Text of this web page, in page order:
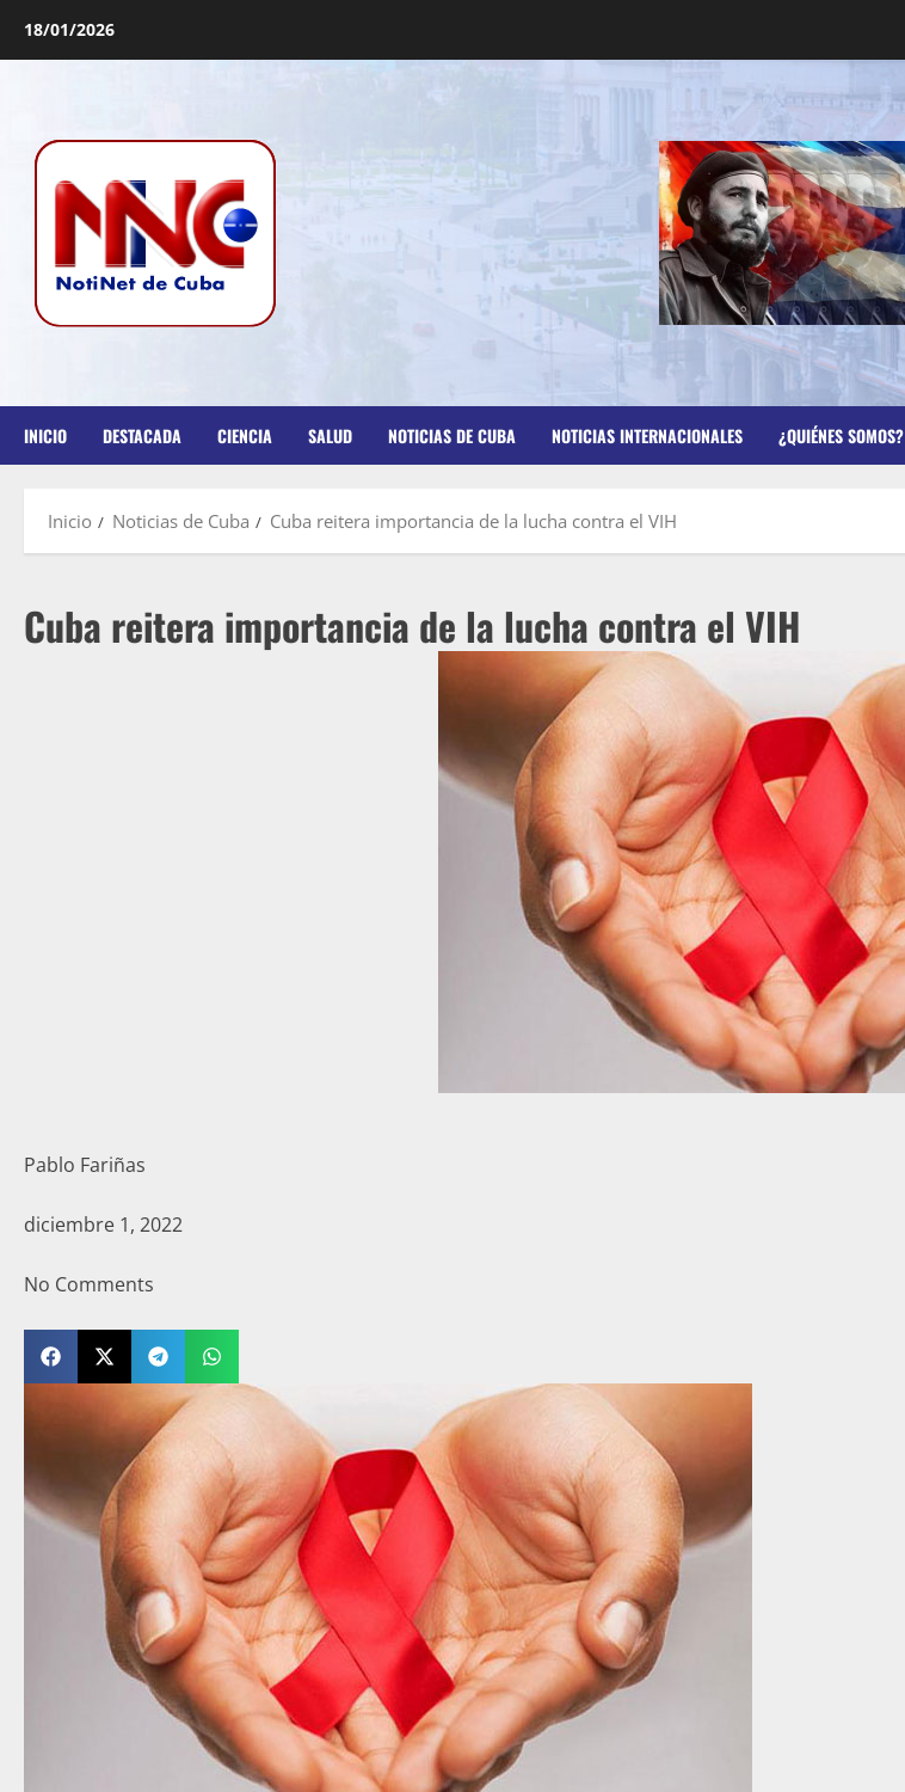
18/01/2026
INICIO DESTACADA CIENCIA SALUD NOTICIAS DE CUBA NOTICIAS INTERNACIONALES ¿QUIÉNES SOMOS?
Inicio Noticias de Cuba Cuba reitera importancia de la lucha contra el VIH
Cuba reitera importancia de la lucha contra el VIH
Pablo Fariñas
diciembre 1, 2022
No Comments